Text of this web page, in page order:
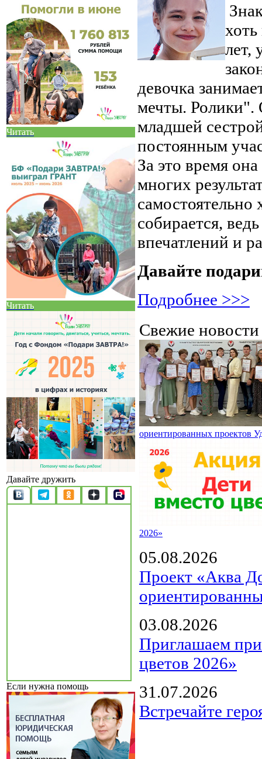
Читать
Читать
Давайте дружить
Если нужна помощь
лет,
девочка
мечты. Ролики".
младшей
постоянным
За это время
многих
самостоятельно
собирается,
впечатлений и
Давайте
Подробнее >>>
Свежие
ориентированных проектов
2026»
05.08.2026
Проект «Аква
03.08.2026
Приглашаем
цветов 2026»
31.07.2026
Встречайте